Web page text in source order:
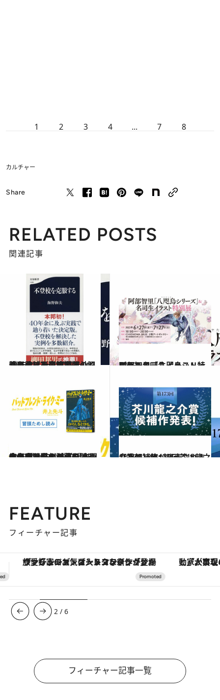
1 2 3 4 ... 7 8
カルチャー
Share
RELATED POSTS
関連記事
2025.7.1
40年余に及ぶ実践で辿り着いた、不登校問題の解決バイブルの決定版 『不登校を克服する』
カルチャー 2025.6.25
阿部智里「八咫烏シリーズ」＆名司生イラスト特別展
カルチャー
2025.6.24
全身真っ青の謎の男は一体何者なのか？ 前代未聞の多重犯罪劇が幕を開ける！ 井上先斗さん『バッドフレンド・ライク・ミー』冒頭ためし読み
カルチャー 2025.6.20
【速報】第173回芥川龍之介賞候補作が発表されました。
カルチャー
FEATURE
フィーチャー記事
「大事なのは地域の意識を変えること」。ロレックス賞受賞の自然保護活動家が実現させたナイジェリアの自然環境の復活
3 /6
フィーチャー記事一覧